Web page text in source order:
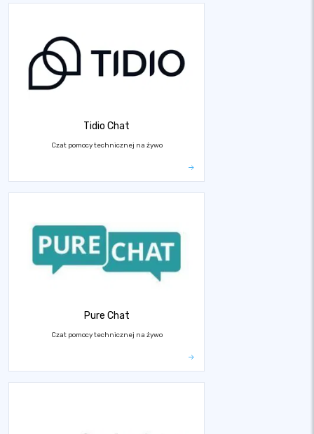
Tidio Chat
Czat pomocy technicznej na żywo
Pure Chat
Czat pomocy technicznej na żywo